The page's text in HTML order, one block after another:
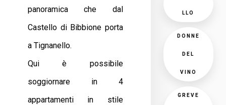
panoramica che dal
Castello di Bibbione porta
a Tignanello.
Qui è possibile
soggiornare in 4
appartamenti in stile
LLO
DONNE
DEL
VINO
GREVE